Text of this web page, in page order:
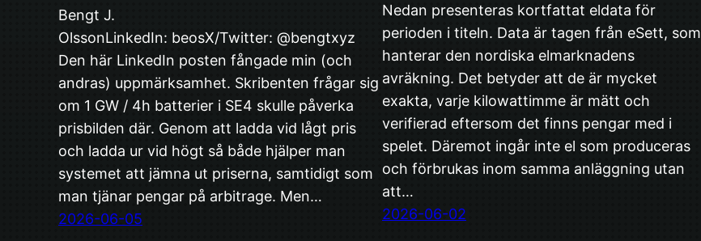
Bengt J.
OlssonLinkedIn: beosX/Twitter: @bengtxyz
Den här LinkedIn posten fångade min (och
andras) uppmärksamhet. Skribenten frågar sig
om 1 GW / 4h batterier i SE4 skulle påverka
prisbilden där. Genom att ladda vid lågt pris
och ladda ur vid högt så både hjälper man
systemet att jämna ut priserna, samtidigt som
man tjänar pengar på arbitrage. Men…
2026-06-05
Nedan presenteras kortfattat eldata för
perioden i titeln. Data är tagen från eSett, som
hanterar den nordiska elmarknadens
avräkning. Det betyder att de är mycket
exakta, varje kilowattimme är mätt och
verifierad eftersom det finns pengar med i
spelet. Däremot ingår inte el som produceras
och förbrukas inom samma anläggning utan
att…
2026-06-02